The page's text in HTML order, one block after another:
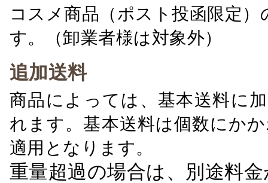
コスメ商品（ポスト投函限定
す。（卸業者様は対象外）
追加送料
商品によっては、基本送料に
れます。基本送料は個数にか
適用となります。
重量超過の場合は、別途料